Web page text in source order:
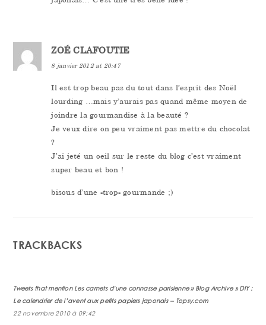
ZOÉ CLAFOUTIE
8 janvier 2012 at 20:47
Il est trop beau pas du tout dans l’esprit des Noël
lourding …mais y’aurais pas quand même moyen de
joindre la gourmandise à la beauté ?
Je veux dire on peu vraiment pas mettre du chocolat
?
J’ai jeté un oeil sur le reste du blog c’est vraiment
super beau et bon !
bisous d’une -trop- gourmande ;)
TRACKBACKS
Tweets that mention Les carnets d'une connasse parisienne » Blog Archive » DIY :
Le calendrier de l’avent aux petits papiers japonais -- Topsy.com
22 novembre 2010 à 09:42